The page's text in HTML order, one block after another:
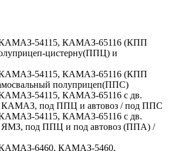
КАМАЗ-54115, КАМАЗ-65116 (КПП
цистерну(ППЦ) и
КАМАЗ-54115, КАМАЗ-65116 (КПП
полуприцеп(ППС)
54115, КАМАЗ-65116 с дв.
под ППЦ и автовоз / под ППС
54115, КАМАЗ-65116 с дв.
под ППЦ и под автовоз (ППА) /
КАМАЗ-6460, КАМАЗ-5460,